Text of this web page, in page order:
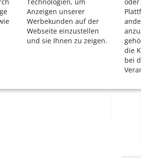
Anzeigen unserer
Werbekunden auf der
Webseite einzustellen
und sie Ihnen zu zeigen.
die
bei
« 1 2 »